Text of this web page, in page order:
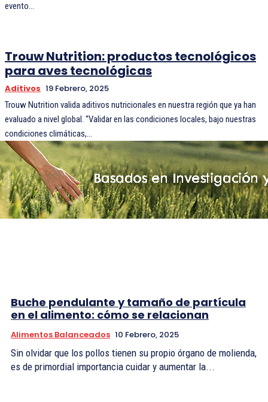
evento...
Trouw Nutrition: productos tecnológicos
para aves tecnológicas
Aditivos 19 Febrero, 2025
Trouw Nutrition valida aditivos nutricionales en nuestra región que ya han
evaluado a nivel global. “Validar en las condiciones locales, bajo nuestras
condiciones climáticas,...
Buche pendulante y tamaño de partícula
en el alimento: cómo se relacionan
Alimentos Balanceados 10 Febrero, 2025
Sin olvidar que los pollos tienen su propio órgano de molienda,
es de primordial importancia cuidar y aumentar la...